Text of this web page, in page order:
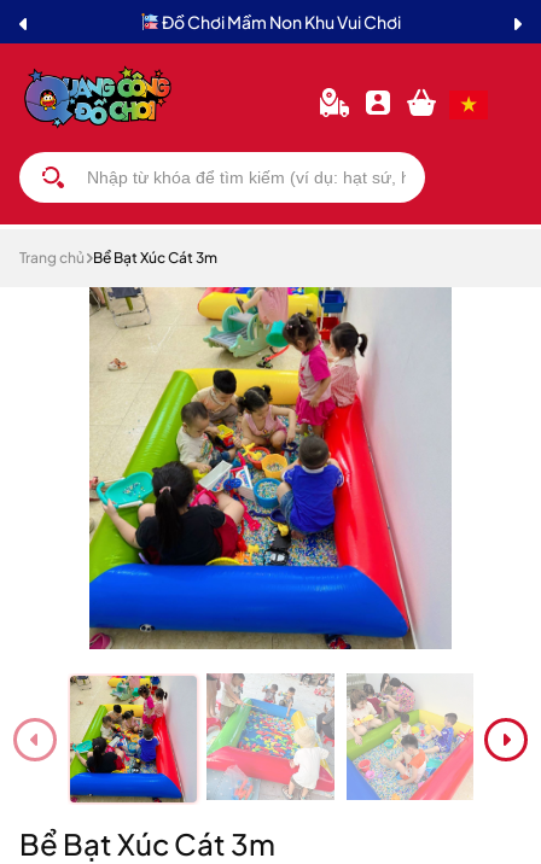
Đồ Chơi Mầm Non Khu Vui Chơi
Trang chủ Bể Bạt Xúc Cát 3m
Bể Bạt Xúc Cát 3m